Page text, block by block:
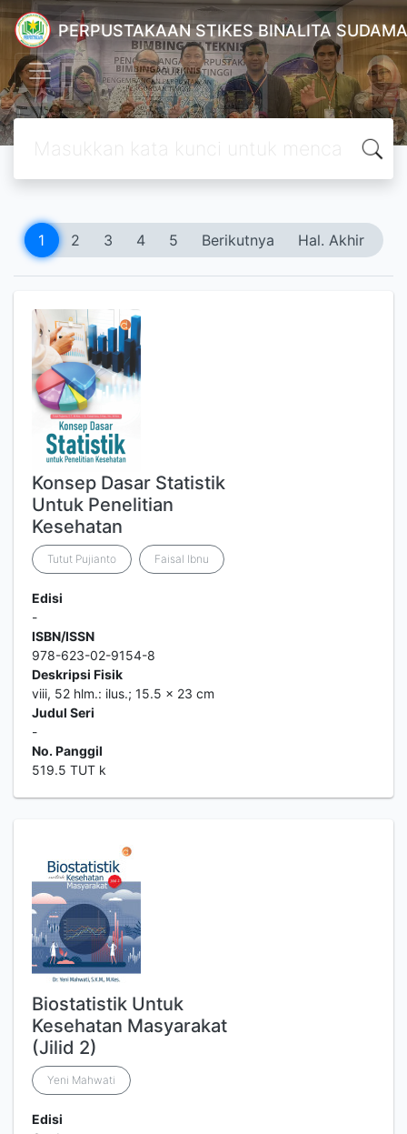
PERPUSTAKAAN STIKES BINALITA
1 2 3 4 5 Berikutnya Hal. Akhir
Konsep Dasar Statistik
Untuk Penelitian
Kesehatan
Tutut Pujianto Faisal Ibnu
Edisi
-
ISBN/ISSN
978-623-02-9154-8
Deskripsi Fisik
viii, 52 hlm.: ilus.; 15.5 x 23 cm
Judul Seri
-
No. Panggil
519.5 TUT k
Biostatistik Untuk
Kesehatan Masyarakat
(Jilid 2)
Yeni Mahwati
Edisi